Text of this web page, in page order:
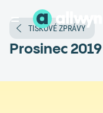
TISKOVÉ ZPRÁVY
Prosinec 2019